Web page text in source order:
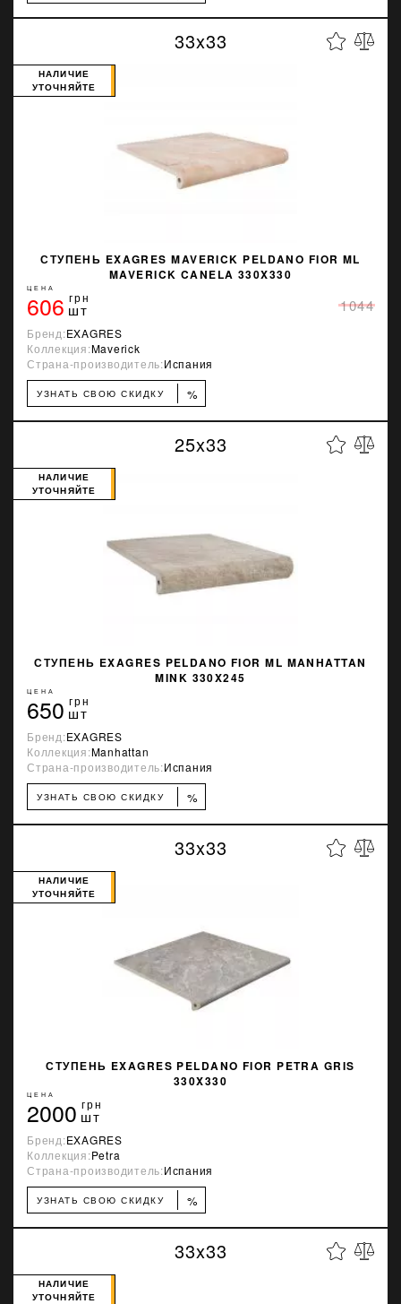
33x33
СТУПЕНЬ EXAGRES MAVERICK PELDANO FIOR ML
MAVERICK CANELA 330X330
НАЛИЧИЕ
УТОЧНЯЙТЕ
ЦЕНА
606 грн
шт 1044
Бренд:EXAGRES
Коллекция:Maverick
Страна-производитель:Испания
УЗНАТЬ СВОЮ СКИДКУ %
25x33
СТУПЕНЬ EXAGRES PELDANO FIOR ML MANHATTAN
MINK 330X245
НАЛИЧИЕ
УТОЧНЯЙТЕ
ЦЕНА
650 грн
шт
Бренд:EXAGRES
Коллекция:Manhattan
Страна-производитель:Испания
УЗНАТЬ СВОЮ СКИДКУ %
33x33
СТУПЕНЬ EXAGRES PELDANO FIOR PETRA GRIS
330X330
НАЛИЧИЕ
УТОЧНЯЙТЕ
ЦЕНА
2000 грн
шт
Бренд:EXAGRES
Коллекция:Petra
Страна-производитель:Испания
УЗНАТЬ СВОЮ СКИДКУ %
33x33
НАЛИЧИЕ
УТОЧНЯЙТЕ